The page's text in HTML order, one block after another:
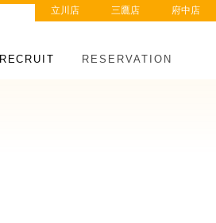
RECRUIT RESERVATION
立川店 三鷹店 府中店